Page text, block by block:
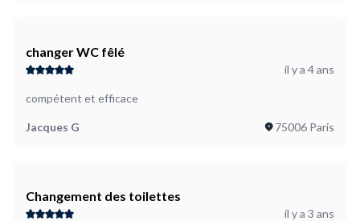
changer WC fêlé
il y a 4 ans
compétent et efficace
Jacques G 75006 Paris
Changement des toilettes
il y a 3 ans